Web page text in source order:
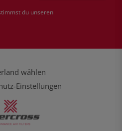
du unseren
wählen
Einstellungen